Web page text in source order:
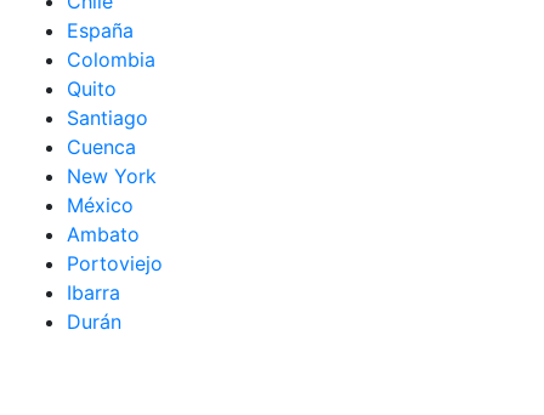
España
Colombia
Quito
Santiago
Cuenca
New York
México
Ambato
Portoviejo
Ibarra
Durán